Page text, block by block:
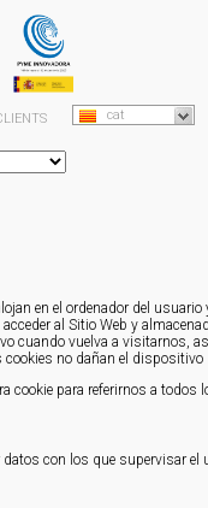
cat
en el ordenador del
al Sitio Web y
cuando vuelva a visitarnos,
no dañan el dispositivo
cookie para referirnos a
con los que supervisar